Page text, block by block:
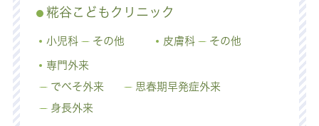
糀谷こどもクリニック
小児科 その他 皮膚科 その他
専門外来
でべそ外来
思春期早発症外来
身長外来